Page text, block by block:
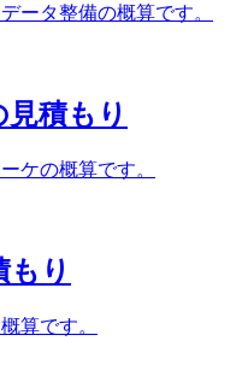
ータ整備の概算です。
積もり
ケの概算です。
り
算です。